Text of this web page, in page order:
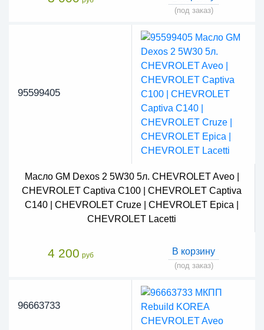
(под заказ)
95599405
Масло GM Dexos 2 5W30 5л. CHEVROLET Aveo |
CHEVROLET Captiva C100 | CHEVROLET Captiva
C140 | CHEVROLET Cruze | CHEVROLET Epica |
CHEVROLET Lacetti
4 200 руб В корзину
(под заказ)
96663733